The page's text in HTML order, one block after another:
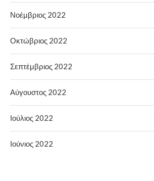
Νοέμβριος 2022
Οκτώβριος 2022
Σεπτέμβριος 2022
Αύγουστος 2022
Ιούλιος 2022
Ιούνιος 2022